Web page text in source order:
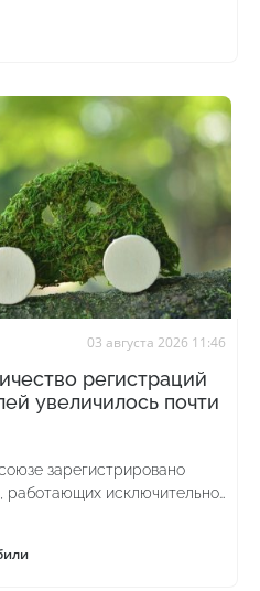
03 августа 2026 11:46
регистраций
увеличилось почти
зарегистрировано
работающих исключительно